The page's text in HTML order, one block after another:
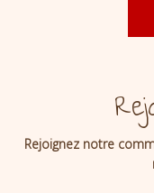
Rejoignez notre